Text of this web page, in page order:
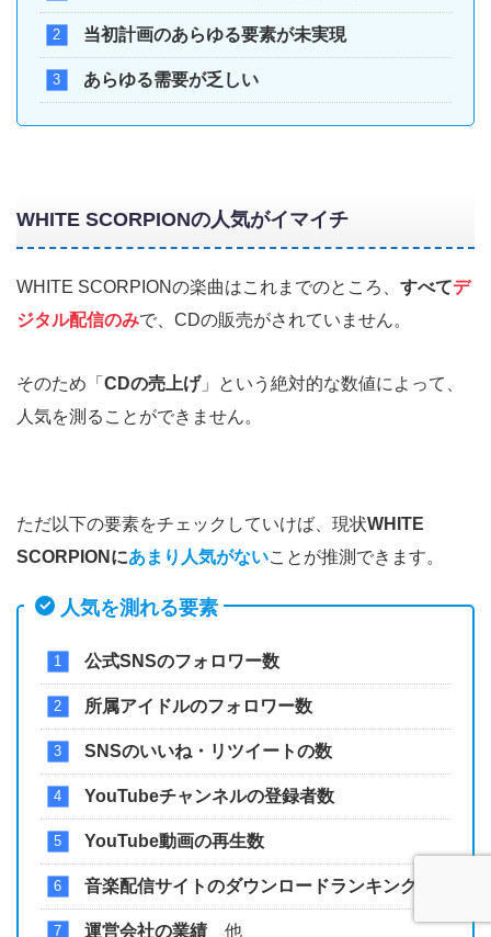
当初計画のあらゆる要素が未実現
あらゆる需要が乏しい
WHITE SCORPIONの人気がイマイチ
WHITE SCORPIONの楽曲はこれまでのところ、 すべてデ
ジタル配信のみで、CDの販売がされていません。
そのため「 CDの売上げ」という絶対的な数値によって、
人気を測ることができません。
ただ以下の要素をチェックしていけば、現状WHITE
SCORPIONにあまり人気がないことが推測できます。
人気を測れる要素
公式SNSのフォロワー数
所属アイドルのフォロワー数
SNSのいいね・リツイートの数
YouTubeチャンネルの登録者数
YouTube動画の再生数
音楽配信サイトのダウンロードランキング
運営会社の業績 他